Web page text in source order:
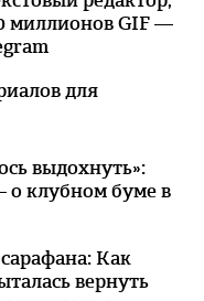
миллионов GIF —
для
выдохнуть»:
о клубном буме в
Как
вернуть